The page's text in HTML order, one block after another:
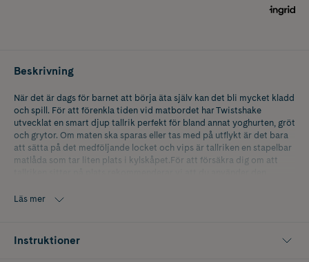
Beskrivning
När det är dags för barnet att börja äta själv kan det bli mycket kladd
och spill. För att förenkla tiden vid matbordet har Twistshake
utvecklat en smart djup tallrik perfekt för bland annat yoghurten, gröt
och grytor. Om maten ska sparas eller tas med på utflykt är det bara
att sätta på det medföljande locket och vips är tallriken en stapelbar
matlåda som tar liten plats i kylskåpet.För att försäkra dig om att
att rubba. Tillverkad i PP & TPE-plast fri från BPA, BPS och BPF. Säker i
Läs mer
Instruktioner